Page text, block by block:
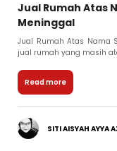
Jual Rumah Atas
Meninggal
Jual Rumah Atas Nama
jual rumah yang masih
Read more
SITI AISYAH AYYA